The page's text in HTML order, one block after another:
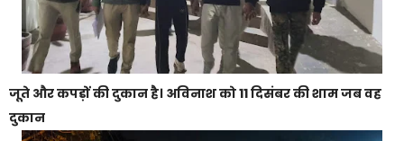
जूते और कपड़ों की दुकान है। अविनाश को 11 दिसंबर की शाम जब वह
दुकान